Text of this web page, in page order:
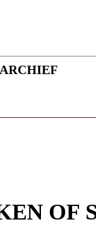
OF